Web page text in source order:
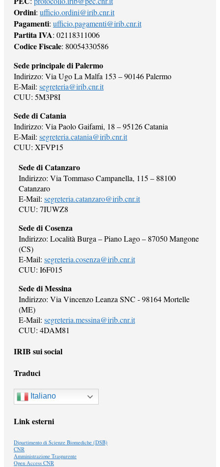
Ordini: ufficio.ordini@irib.cnr.it
Pagamenti: ufficio.pagamenti@irib.cnr.it
Partita IVA: 02118311006
Codice Fiscale: 80054330586
Sede principale di Palermo
Indirizzo: Via Ugo La Malfa 153 – 90146 Palermo
E-Mail: segreteria@irib.cnr.it
CUU: 5M3P8I
Sede di Catania
Indirizzo: Via Paolo Gaifami, 18 – 95126 Catania
E-Mail: segreteria.catania@irib.cnr.it
CUU: XFVP15
Sede di Catanzaro
Indirizzo: Via Tommaso Campanella, 115 – 88100
Catanzaro
E-Mail: segreteria.catanzaro@irib.cnr.it
CUU: 7IUWZ8
Sede di Cosenza
Indirizzo: Località Burga – Piano Lago – 87050 Mangone
(CS)
E-Mail: segreteria.cosenza@irib.cnr.it
CUU: I6F015
Sede di Messina
Indirizzo: Via Vincenzo Leanza SNC - 98164 Mortelle
(ME)
E-Mail: segreteria.messina@irib.cnr.it
CUU: 4DAM81
IRIB sui social
Traduci
Italiano
Link esterni
Dipartimento di Scienze Biomediche (DSB)
CNR
Amministrazione Trasparente
Open Access CNR